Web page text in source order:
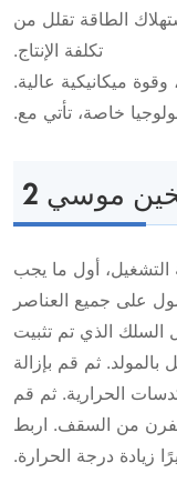
الطاقة تقلل من
تكلفة الإنتاج.
ميكانيكية عالية.
موسي 2
التشغيل، أول ما يجب
على جميع العناصر
الذي تم تثبيت
ثم قم بإزالة
الحرارية. ثم قم
الفرن من السقف. اربط
زيادة درجة الحرارة.